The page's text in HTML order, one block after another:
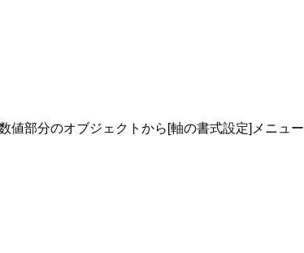
部分のオブジェクトから[軸の書式設定]メニュー